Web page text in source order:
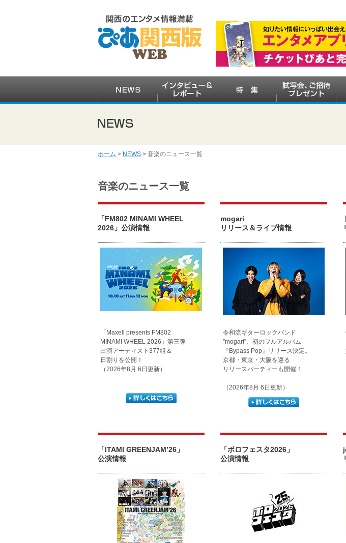
ホーム > NEWS > 音楽のニュース一覧
音楽のニュース一覧
「FM802 MINAMI WHEEL
2026」公演情報
「Maxell presents FM802
MINAMI WHEEL 2026」第三弾
出演アーティスト377組＆
日割りを公開！
（2026年8月 6日更新）
mogari
リリース＆ライブ情報
令和流ギターロックバンド
”mogari”、初のフルアルバム
『Bypass Pop』リリース決定。
京都・東京・大阪を巡る
リリースパーティーも開催！
（2026年8月 6日更新）
「ITAMI GREENJAM’26」
公演情報
「ボロフェスタ2026」
公演情報